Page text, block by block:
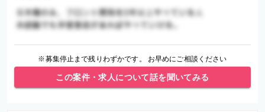
※募集停止まで残りわずかです。 お早めにご相談ください
この案件・求人について話を聞いてみる